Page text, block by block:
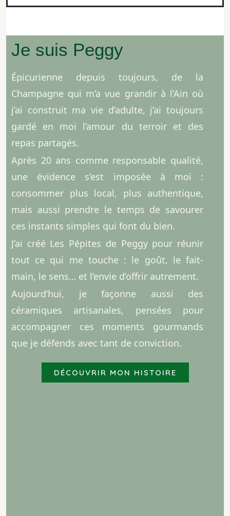
Je suis Peggy
Épicurienne depuis toujours, de la
Champagne qui m’a vue grandir à l’Ain où
j’ai construit ma vie d’adulte, j’ai toujours
gardé en moi l’amour du terroir et des
repas partagés.
Après 20 ans comme responsable qualité,
une évidence s’est imposée à moi :
consommer plus local, plus authentique,
mais aussi prendre le temps de savourer
ces instants simples qui font du bien.
J’ai créé Les Pépites de Peggy pour réunir
tout ce qui me touche : le goût, le fait-
main, le sens… et l’envie d’offrir autrement.
Aujourd’hui, je façonne aussi des
céramiques artisanales, pensées pour
accompagner ces moments gourmands
que je défends avec tant de conviction.
DÉCOUVRIR MON HISTOIRE